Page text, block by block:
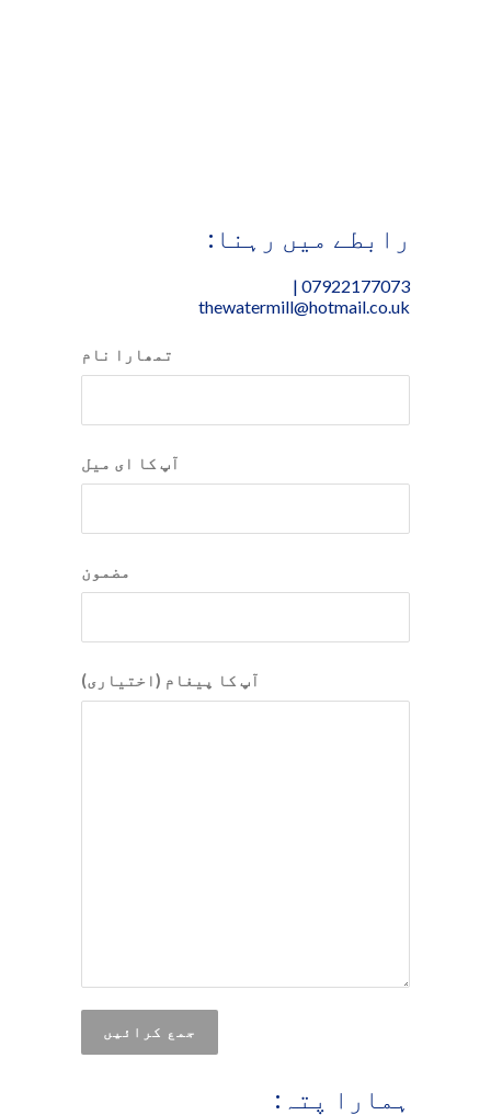
رابطے میں رہنا:
07922177073 |
thewatermill@hotmail.co.uk
تمھارا نام
آپ کا ای میل
مضمون
آپ کا پیغام (اختیاری)
ہمارا پتہ: